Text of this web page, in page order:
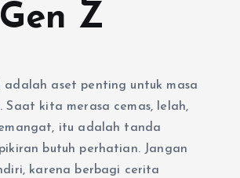
Z
adalah aset penting untuk masa
Saat kita merasa cemas, lelah,
itu adalah tanda
butuh perhatian. Jangan
karena berbagi cerita